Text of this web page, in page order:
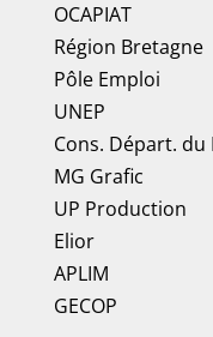
OCAPIAT
Région Bretagne
Pôle Emploi
UNEP
Cons. Départ.
MG Grafic
UP Production
Elior
APLIM
GECOP